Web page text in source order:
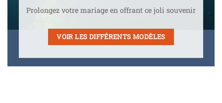
Prolongez votre mariage en offrant ce joli souvenir
VOIR LES DIFFÉRENTS MODÈLES